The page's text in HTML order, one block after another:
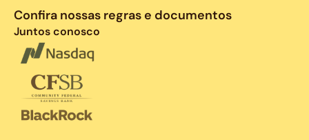
Confira nossas regras e documentos
Juntos conosco